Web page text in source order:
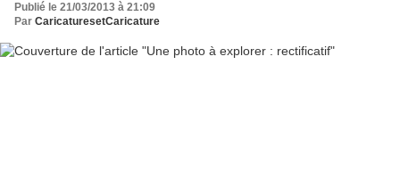
Publié le 21/03/2013 à 21:09
Par CaricaturesetCaricature